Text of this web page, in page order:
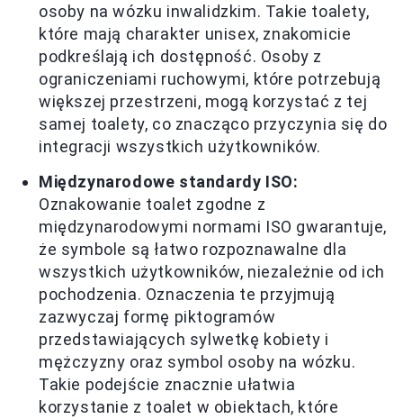
osoby na wózku inwalidzkim. Takie toalety,
które mają charakter unisex, znakomicie
podkreślają ich dostępność. Osoby z
ograniczeniami ruchowymi, które potrzebują
większej przestrzeni, mogą korzystać z tej
samej toalety, co znacząco przyczynia się do
integracji wszystkich użytkowników.
Międzynarodowe standardy ISO:
Oznakowanie toalet zgodne z
międzynarodowymi normami ISO gwarantuje,
że symbole są łatwo rozpoznawalne dla
wszystkich użytkowników, niezależnie od ich
pochodzenia. Oznaczenia te przyjmują
zazwyczaj formę piktogramów
przedstawiających sylwetkę kobiety i
mężczyzny oraz symbol osoby na wózku.
Takie podejście znacznie ułatwia
korzystanie z toalet w obiektach, które